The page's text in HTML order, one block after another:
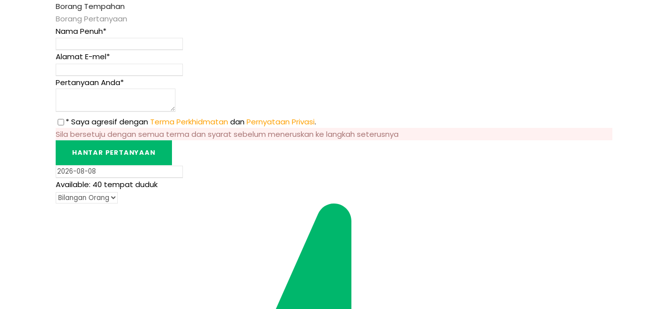
Borang Tempahan
Borang Pertanyaan
Nama Penuh*
Alamat E-mel*
Pertanyaan Anda*
* Saya agresif dengan Terma PerkhidmatandanPernyataan Privasi.
Sila bersetuju dengan semua terma dan syarat sebelum meneruskan ke langkah seterusnya
Available: 40 tempat duduk